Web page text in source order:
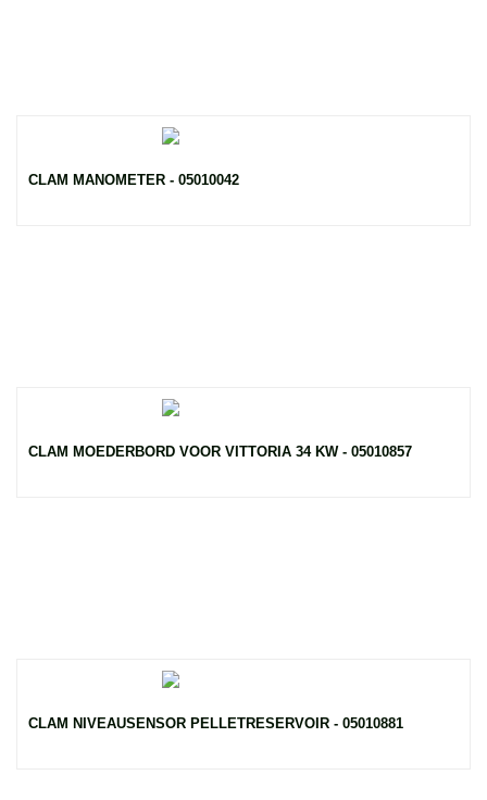
CLAM MANOMETER - 05010042
CLAM MOEDERBORD VOOR VITTORIA 34 KW - 05010857
CLAM NIVEAUSENSOR PELLETRESERVOIR - 05010881